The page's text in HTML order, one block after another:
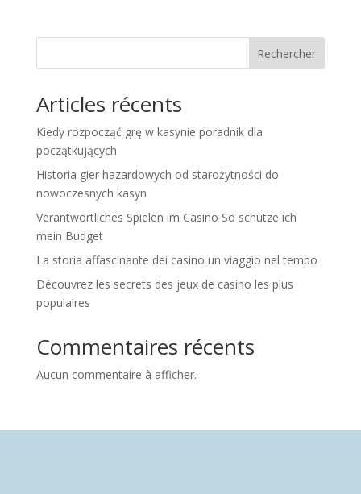
Rechercher
Articles récents
Kiedy rozpocząć grę w kasynie poradnik dla
początkujących
Historia gier hazardowych od starożytności do
nowoczesnych kasyn
Verantwortliches Spielen im Casino So schütze ich
mein Budget
La storia affascinante dei casino un viaggio nel tempo
Découvrez les secrets des jeux de casino les plus
populaires
Commentaires récents
Aucun commentaire à afficher.